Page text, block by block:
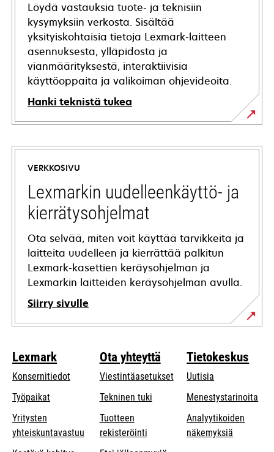
Löydä vastauksia tuote- ja teknisiin
kysymyksiin verkosta. Sisältää
yksityiskohtaisia tietoja Lexmark-laitteen
asennuksesta, ylläpidosta ja
vianmäärityksestä, interaktiivisia
käyttöoppaita ja valikoiman ohjevideoita.
Hanki teknistä tukea
opens
in
new
tab
VERKKOSIVU
Lexmarkin uudelleenkäyttö- ja
kierrätysohjelmat
Ota selvää, miten voit käyttää tarvikkeita ja
laitteita uudelleen ja kierrättää palkitun
Lexmark-kasettien keräysohjelman ja
Lexmarkin laitteiden keräysohjelman avulla.
Siirry sivulle
Lexmark
Konsernitiedot
Työpaikat
Yritysten
yhteiskuntavastuu opens
Ota yhteyttä
Viestintäasetukset
Tekninen tukiopens
Tuotteen
rekisteröinti
Tietokeskus
Uutisia
Menestystarinoita
Analyytikoiden
näkemyksiä